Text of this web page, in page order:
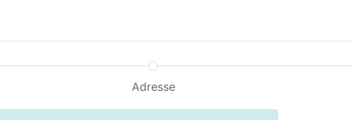
Adresse